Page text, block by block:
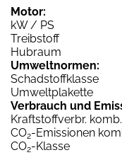
Motor:
kW / PS
Treibstoff
Hubraum
Umweltnormen:
Schadstoffklasse
Umweltplakette
Verbrauch und
Kraftstoffverbr. komb.
CO2-Emissionen
CO2-Klasse